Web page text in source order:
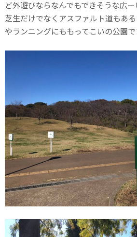
ど外遊びならなんでもできそうな広ー
芝生だけでなくアスファルト道もあ
やランニングにももってこいの公園で